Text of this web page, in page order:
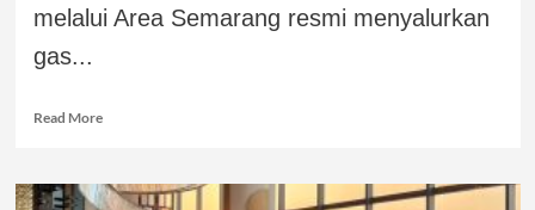
melalui Area Semarang resmi menyalurkan
gas...
Read More